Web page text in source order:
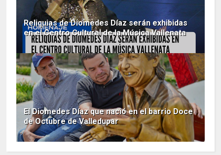
Reliquias de Diomedes Díaz serán exhibidas
en el Centro Cultural de la Música Vallenata
El Diomedes Díaz que nació en el barrio Doce
de Octubre de Valledupar